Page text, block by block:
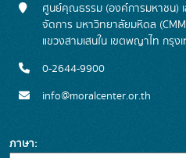
ศูนย์คุณธรรม (องค์การมหาชน)
จัดการ มหาวิทยาลัยมหิดล
แขวงสามเสนใน เขตพญาไท กรุ
0-2644-9900
info@moralcenter.or.th
ภาษา